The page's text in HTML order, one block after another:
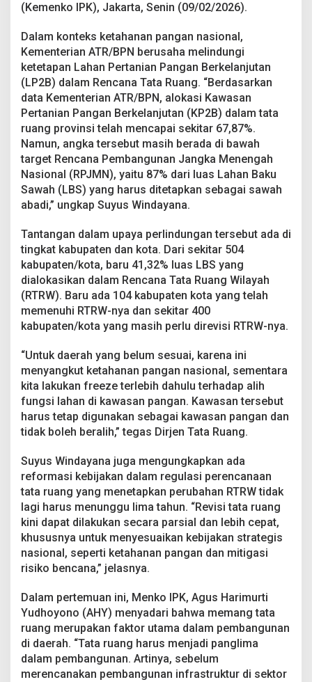
e
i
e
n
(Kemenko IPK), Jakarta, Senin (09/02/2026).
Dalam konteks ketahanan pangan nasional,
Kementerian ATR/BPN berusaha melindungi
ketetapan Lahan Pertanian Pangan Berkelanjutan
(LP2B) dalam Rencana Tata Ruang. “Berdasarkan
data Kementerian ATR/BPN, alokasi Kawasan
Pertanian Pangan Berkelanjutan (KP2B) dalam tata
ruang provinsi telah mencapai sekitar 67,87%.
Namun, angka tersebut masih berada di bawah
target Rencana Pembangunan Jangka Menengah
Nasional (RPJMN), yaitu 87% dari luas Lahan Baku
Sawah (LBS) yang harus ditetapkan sebagai sawah
abadi,” ungkap Suyus Windayana.
Tantangan dalam upaya perlindungan tersebut ada di
tingkat kabupaten dan kota. Dari sekitar 504
kabupaten/kota, baru 41,32% luas LBS yang
dialokasikan dalam Rencana Tata Ruang Wilayah
(RTRW). Baru ada 104 kabupaten kota yang telah
memenuhi RTRW-nya dan sekitar 400
kabupaten/kota yang masih perlu direvisi RTRW-nya.
“Untuk daerah yang belum sesuai, karena ini
menyangkut ketahanan pangan nasional, sementara
kita lakukan freeze terlebih dahulu terhadap alih
fungsi lahan di kawasan pangan. Kawasan tersebut
harus tetap digunakan sebagai kawasan pangan dan
tidak boleh beralih,” tegas Dirjen Tata Ruang.
Suyus Windayana juga mengungkapkan ada
reformasi kebijakan dalam regulasi perencanaan
tata ruang yang menetapkan perubahan RTRW tidak
lagi harus menunggu lima tahun. “Revisi tata ruang
kini dapat dilakukan secara parsial dan lebih cepat,
khususnya untuk menyesuaikan kebijakan strategis
nasional, seperti ketahanan pangan dan mitigasi
risiko bencana,” jelasnya.
Dalam pertemuan ini, Menko IPK, Agus Harimurti
Yudhoyono (AHY) menyadari bahwa memang tata
ruang merupakan faktor utama dalam pembangunan
di daerah. “Tata ruang harus menjadi panglima
dalam pembangunan. Artinya, sebelum
merencanakan pembangunan infrastruktur di sektor